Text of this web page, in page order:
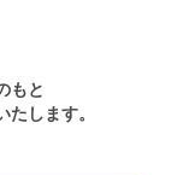
もと
します。